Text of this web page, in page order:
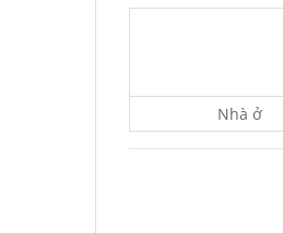
Nhà ở